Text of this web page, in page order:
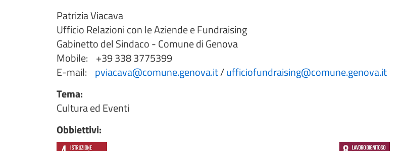
Patrizia Viacava
Ufficio Relazioni con le Aziende e Fundraising
Gabinetto del Sindaco - Comune di Genova
Mobile: +39 338 3775399
E-mail: pviacava@comune.genova.it/ufficiofundraising@comune.genova.it
Tema:
Cultura ed Eventi
Obbiettivi: